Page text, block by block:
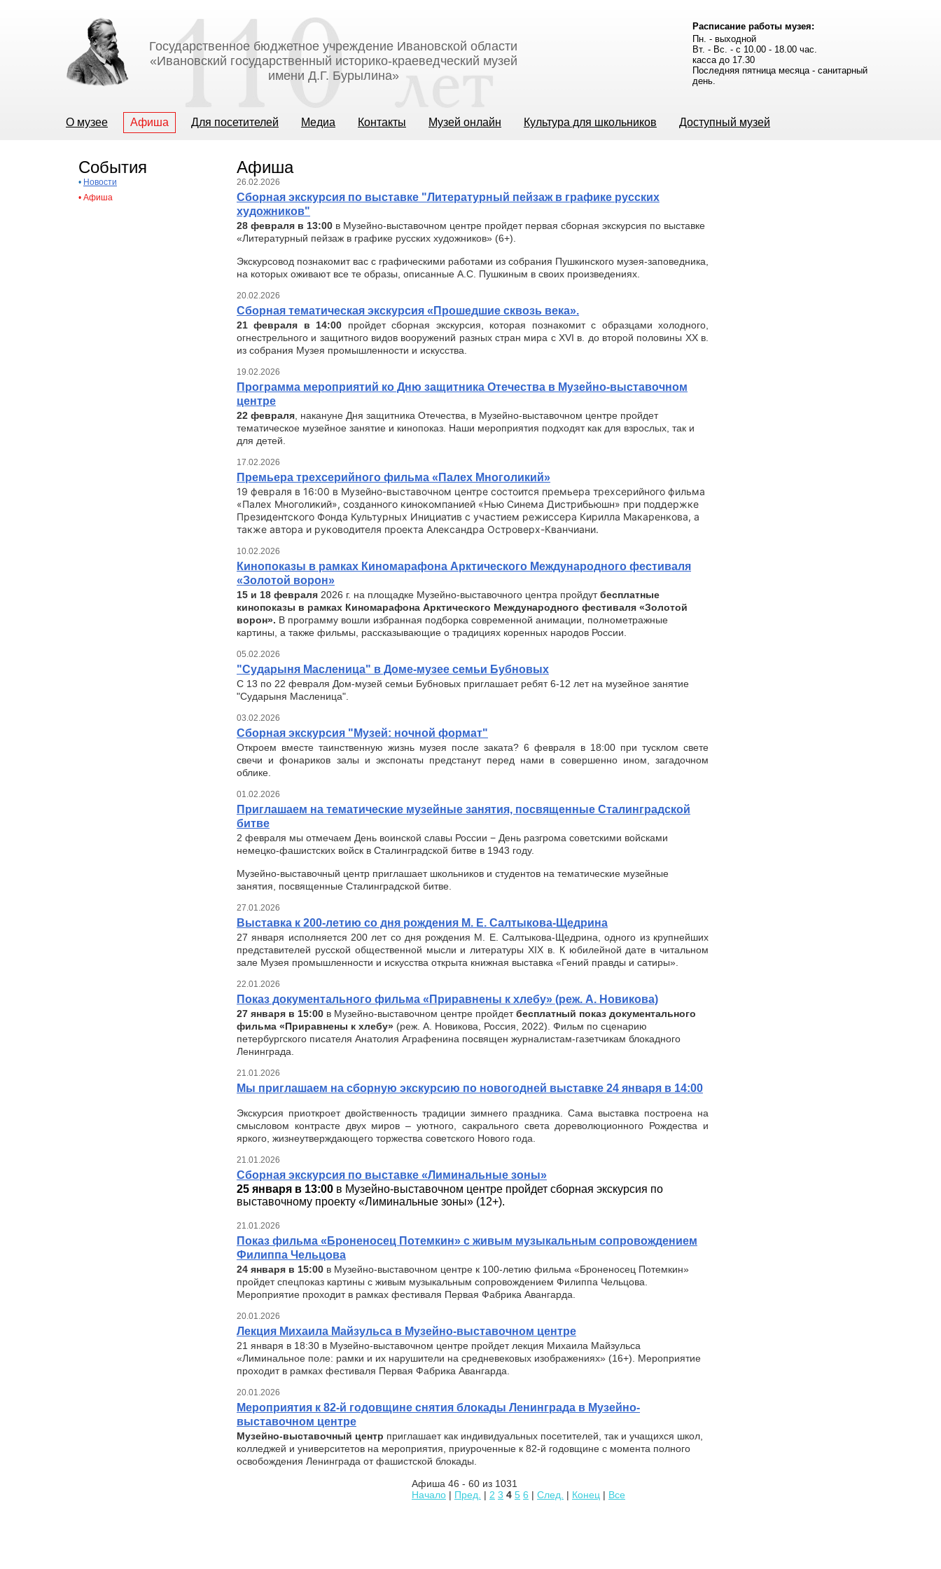
Государственное бюджетное учреждение Ивановской области
«Ивановский государственный историко-краеведческий музей
имени Д.Г. Бурылина»
Расписание работы музея:
Пн. - выходной
Вт. - Вс. - с 10.00 - 18.00 час.
касса до 17.30
Последняя пятница месяца - санитарный
день.
О музее Афиша Для посетителей Медиа Контакты Музей онлайн Культура для школьников Доступный музей
События
• Новости
• Афиша
Афиша
26.02.2026
Сборная экскурсия по выставке "Литературный пейзаж в графике русских
художников"
28 февраля в 13:00 в Музейно-выставочном центре пройдет первая сборная экскурсия по выставке
«Литературный пейзаж в графике русских художников» (6+).
Экскурсовод познакомит вас с графическими работами из собрания Пушкинского музея-заповедника,
на которых оживают все те образы, описанные А.С. Пушкиным в своих произведениях.
20.02.2026
Сборная тематическая экскурсия «Прошедшие сквозь века».
21 февраля в 14:00 пройдет сборная экскурсия, которая познакомит с образцами холодного,
огнестрельного и защитного видов вооружений разных стран мира с XVI в. до второй половины XX в.
из собрания Музея промышленности и искусства.
19.02.2026
Программа мероприятий ко Дню защитника Отечества в Музейно-выставочном
центре
22 февраля , накануне Дня защитника Отечества, в Музейно-выставочном центре пройдет
тематическое музейное занятие и кинопоказ. Наши мероприятия подходят как для взрослых, так и
для детей.
17.02.2026
Премьера трехсерийного фильма «Палех Многоликий»
19 февраля в 16:00 в Музейно-выставочном центре состоится премьера трехсерийного фильма
«Палех Многоликий», созданного кинокомпанией «Нью Синема Дистрибьюшн» при поддержке
Президентского Фонда Культурных Инициатив с участием режиссера Кирилла Макаренкова, а
также автора и руководителя проекта Александра Островерх-Кванчиани.
10.02.2026
Кинопоказы в рамках Киномарафона Арктического Международного фестиваля
«Золотой ворон»
15 и 18 февраля 2026 г. на площадке Музейно-выставочного центра пройдутбесплатные
кинопоказы в рамках Киномарафона Арктического Международного фестиваля «Золотой
ворон». В программу вошли избранная подборка современной анимации, полнометражные
картины, а также фильмы, рассказывающие о традициях коренных народов России.
05.02.2026
"Сударыня Масленица" в Доме-музее семьи Бубновых
С 13 по 22 февраля Дом-музей семьи Бубновых приглашает ребят 6-12 лет на музейное занятие
"Сударыня Масленица".
03.02.2026
Сборная экскурсия "Музей: ночной формат"
Откроем вместе таинственную жизнь музея после заката? 6 февраля в 18:00 при тусклом свете
свечи и фонариков залы и экспонаты предстанут перед нами в совершенно ином, загадочном
облике.
01.02.2026
Приглашаем на тематические музейные занятия, посвященные Сталинградской
битве
2 февраля мы отмечаем День воинской славы России − День разгрома советскими войсками
немецко-фашистских войск в Сталинградской битве в 1943 году.
Музейно-выставочный центр приглашает школьников и студентов на тематические музейные
занятия, посвященные Сталинградской битве.
27.01.2026
Выставка к 200-летию со дня рождения М. Е. Салтыкова-Щедрина
27 января исполняется 200 лет со дня рождения М. Е. Салтыкова-Щедрина, одного из крупнейших
представителей русской общественной мысли и литературы XIX в. К юбилейной дате в читальном
зале Музея промышленности и искусства открыта книжная выставка «Гений правды и сатиры».
22.01.2026
Показ документального фильма «Приравнены к хлебу» (реж. А. Новикова)
27 января в 15:00 в Музейно-выставочном центре пройдетбесплатный показ документального
фильма «Приравнены к хлебу» (реж. А. Новикова, Россия, 2022). Фильм по сценарию
петербургского писателя Анатолия Аграфенина посвящен журналистам-газетчикам блокадного
Ленинграда.
21.01.2026
Мы приглашаем на сборную экскурсию по новогодней выставке 24 января в 14:00
Экскурсия приоткроет двойственность традиции зимнего праздника. Сама выставка построена на
смысловом контрасте двух миров – уютного, сакрального света дореволюционного Рождества и
яркого, жизнеутверждающего торжества советского Нового года.
21.01.2026
Сборная экскурсия по выставке «Лиминальные зоны»
25 января в 13:00 в Музейно-выставочном центре пройдет сборная экскурсия по
выставочному проекту «Лиминальные зоны» (12+).
21.01.2026
Показ фильма «Броненосец Потемкин» с живым музыкальным сопровождением
Филиппа Чельцова
24 января в 15:00 в Музейно-выставочном центре к 100-летию фильма «Броненосец Потемкин»
пройдет спецпоказ картины с живым музыкальным сопровождением Филиппа Чельцова.
Мероприятие проходит в рамках фестиваля Первая Фабрика Авангарда.
20.01.2026
Лекция Михаила Майзульса в Музейно-выставочном центре
21 января в 18:30 в Музейно-выставочном центре пройдет лекция Михаила Майзульса
«Лиминальное поле: рамки и их нарушители на средневековых изображениях» (16+). Мероприятие
проходит в рамках фестиваля Первая Фабрика Авангарда.
20.01.2026
Мероприятия к 82-й годовщине снятия блокады Ленинграда в Музейно-
выставочном центре
Музейно-выставочный центр приглашает как индивидуальных посетителей, так и учащихся школ,
колледжей и университетов на мероприятия, приуроченные к 82-й годовщине с момента полного
освобождения Ленинграда от фашистской блокады.
Афиша 46 - 60 из 1031
Начало | Пред. | 2 3 4 5 6 | След. | Конец | Все